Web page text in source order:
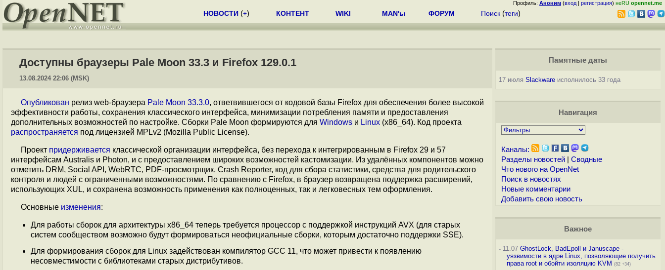
Профиль: Аноним (вход | регистрация) неRU opennet.me
НОВОСТИ (+) КОНТЕНТ WIKI MAN'ы ФОРУМ Поиск (теги)
Доступны браузеры Pale Moon 33.3 и Firefox 129.0.1
13.08.2024 22:06 (MSK)
Опубликован релиз web-браузера Pale Moon 33.3.0, ответвившегося от кодовой базы Firefox для обеспечения более высокой
эффективности работы, сохранения классического интерфейса, минимизации потребления памяти и предоставления
дополнительных возможностей по настройке. Сборки Pale Moon формируются для Windows и Linux (x86_64). Код проекта
распространяется под лицензией MPLv2 (Mozilla Public License).
Проект придерживается классической организации интерфейса, без перехода к интегрированным в Firefox 29 и 57
интерфейсам Australis и Photon, и с предоставлением широких возможностей кастомизации. Из удалённых компонентов можно
отметить DRM, Social API, WebRTC, PDF-просмотрщик, Сrash Reporter, код для сбора статистики, средства для родительского
контроля и людей с ограниченными возможностями. По сравнению с Firefox, в браузер возвращена поддержка расширений,
использующих XUL, и сохранена возможность применения как полноценных, так и легковесных тем оформления.
Основные изменения:
Для работы сборок для архитектуры x86_64 теперь требуется процессор с поддержкой инструкций AVX (для старых
систем сообществом возможно будут формироваться неофициальные сборки, которым достаточно поддержки SSE).
Для формирования сборок для Linux задействован компилятор GCC 11, что может привести к появлению
несовместимости с библиотеками старых дистрибутивов.
Памятные даты
17 июля Slackwareисполнилось 33 года
Навигация
Каналы:
Разделы новостей| Сводные
Что нового на OpenNet
Поиск в новостях
Новые комментарии
Добавить свою новость
Важное
-11.07 GhostLock, BadEpoll и Januscape -
уязвимости в ядре Linux, позволяющие получить
права root и обойти изоляцию KVM (82 +34)